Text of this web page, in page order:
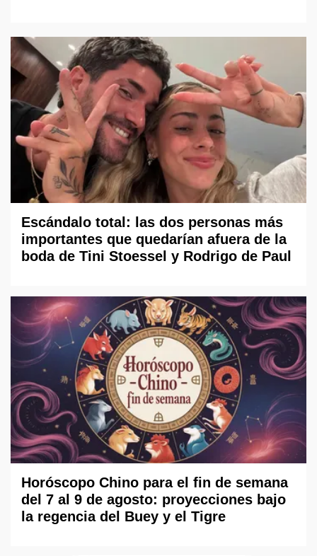
Escándalo total: las dos personas más
importantes que quedarían afuera de la
boda de Tini Stoessel y Rodrigo de Paul
Horóscopo Chino para el fin de semana
del 7 al 9 de agosto: proyecciones bajo
la regencia del Buey y el Tigre